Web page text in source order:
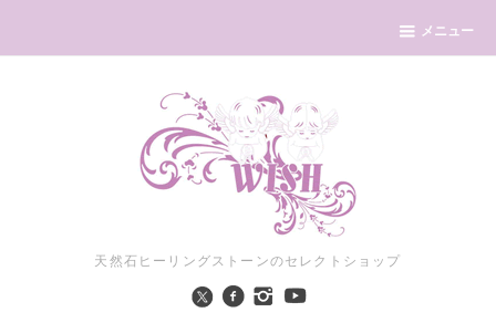
メニュー
天然石ヒーリングストーンのセレクトショップ